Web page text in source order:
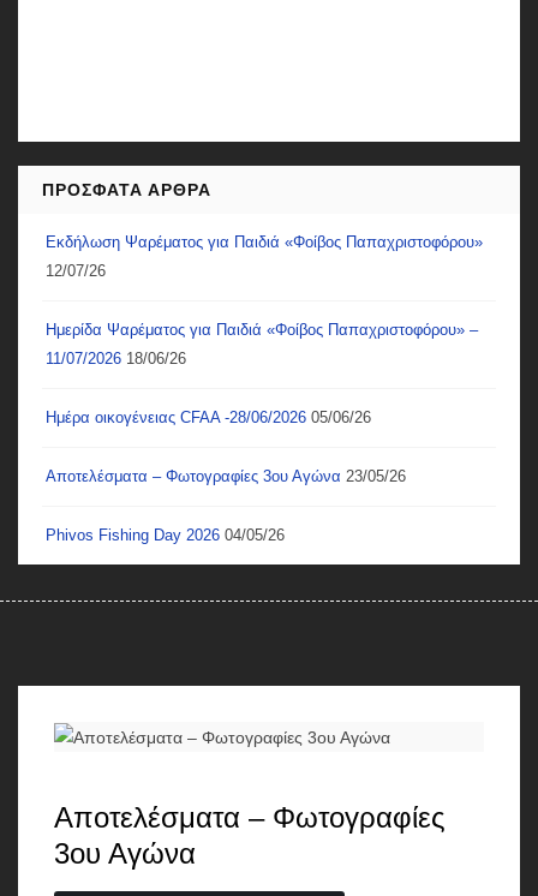
ΠΡΌΣΦΑΤΑ ΆΡΘΡΑ
Εκδήλωση Ψαρέματος για Παιδιά «Φοίβος Παπαχριστοφόρου»
12/07/26
Ημερίδα Ψαρέματος για Παιδιά «Φοίβος Παπαχριστοφόρου» –
11/07/2026 18/06/26
Ημέρα οικογένειας CFAA -28/06/2026 05/06/26
Αποτελέσματα – Φωτογραφίες 3ου Αγώνα 23/05/26
Phivos Fishing Day 2026 04/05/26
Αποτελέσματα – Φωτογραφίες
3ου Αγώνα